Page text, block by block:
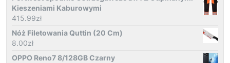
Kieszeniami Kaburowymi
415.99zł
Nóż Filetowania Quttin (20 Cm)
8.00zł
OPPO Reno7 8/128GB Czarny